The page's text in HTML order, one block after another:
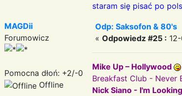
staram się pisać po
MAGDii
Forumowicz
Pomocna dłoń: +2/-0
Offline
Odp: Saksofon & 80's
« Odpowiedz #25 :
Mike Up – Hollywood
Breakfast Club - Never
Nick Siano - I'm